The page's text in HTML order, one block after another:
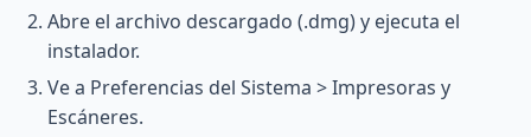
Abre el archivo descargado (.dmg) y ejecuta el
instalador.
Ve a Preferencias del Sistema > Impresoras y
Escáneres.